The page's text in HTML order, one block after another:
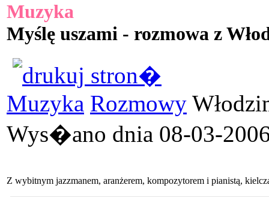
Muzyka
Myślę uszami - rozmowa z
Muzyka Rozmowy
Wys�ano dnia 08-03-
Z wybitnym jazzmanem, aranżerem, kompozytorem i pianistą,